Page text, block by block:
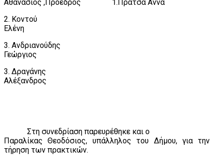
Αθανάσιος ,Πρόεδρος
1.Πράτσα Άννα
2. Κοντού
Ελένη
3. Ανδριανούδης
Γεώργιος
3. Δραγάνης
Αλέξανδρος
Στη συνεδρίαση παρευρέθηκε και ο
Παραλίκας Θεοδόσιος, υπάλληλος του Δήμου, για την
τήρηση των πρακτικών.